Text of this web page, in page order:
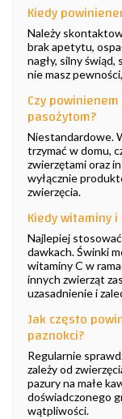
Kiedy
Należy
brak apetytu,
nagły, silny
nie masz
Czy
pasożytom?
Niestandardowe.
trzymać w domu,
zwierzętami oraz
wyłącznie
zwierzęcia.
Kiedy witaminy
Najlepiej
dawkach. Świnki
witaminy C w
innych zwierząt
uzasadnienie i
Jak często
paznokci?
Regularnie
zależy od
pazury na małe
doświadczonego
wątpliwości.